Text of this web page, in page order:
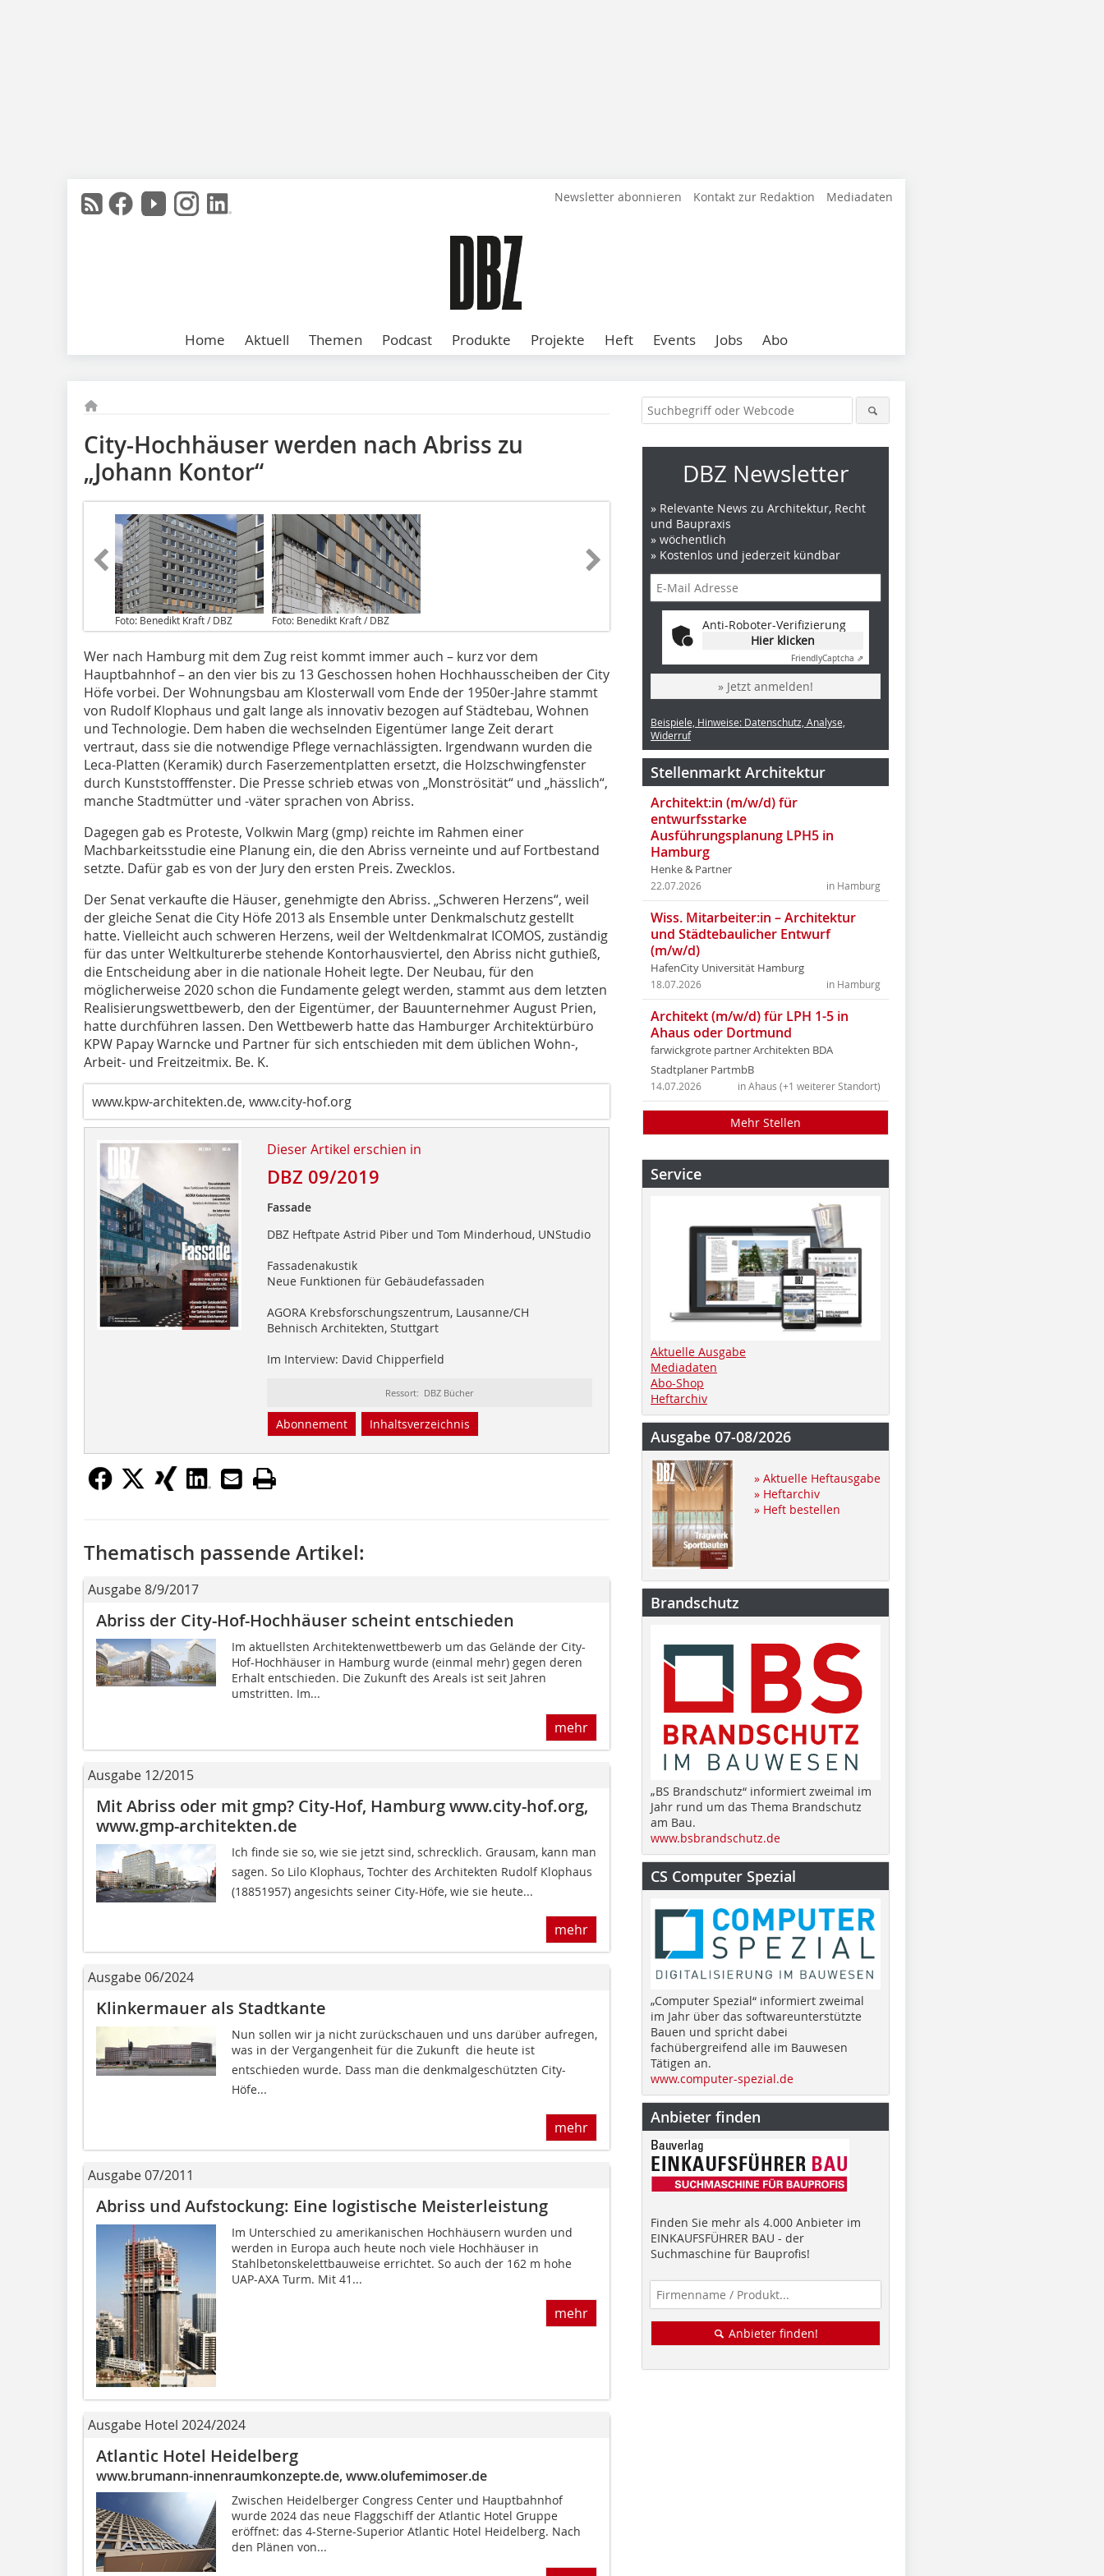
Newsletter abonnieren Kontakt zur Redaktion Mediadaten
Home Aktuell Themen Podcast Produkte Projekte Heft Events Jobs Abo
City-Hochhäuser werden nach Abriss zu
„Johann Kontor“
Foto: Benedikt Kraft / DBZ Foto: Benedikt Kraft / DBZ
Wer nach Hamburg mit dem Zug reist kommt immer auch – kurz vor dem
Hauptbahnhof – an den vier bis zu 13 Geschossen hohen Hochhausscheiben der City
Höfe vorbei. Der Wohnungsbau am Klosterwall vom Ende der 1950er-Jahre stammt
von Rudolf Klophaus und galt lange als innovativ bezogen auf Städtebau, Wohnen
und Technologie. Dem haben die wechselnden Eigentümer lange Zeit derart
vertraut, dass sie die notwendige Pflege vernachlässigten. Irgendwann wurden die
Leca-Platten (Keramik) durch Faserzementplatten ersetzt, die Holzschwingfenster
durch Kunststofffenster. Die Presse schrieb etwas von „Monströsität“ und „hässlich“,
manche Stadtmütter und -väter sprachen von Abriss.
Dagegen gab es Proteste, Volkwin Marg (gmp) reichte im Rahmen einer
Machbarkeitsstudie eine Planung ein, die den Abriss verneinte und auf Fortbestand
setzte. Dafür gab es von der Jury den ersten Preis. Zwecklos.
Der Senat verkaufte die Häuser, genehmigte den Abriss. „Schweren Herzens“, weil
der gleiche Senat die City Höfe 2013 als Ensemble unter Denkmalschutz gestellt
hatte. Vielleicht auch schweren Herzens, weil der Weltdenkmalrat ICOMOS, zuständig
für das unter Weltkulturerbe stehende Kontorhausviertel, den Abriss nicht guthieß,
die Entscheidung aber in die nationale Hoheit legte. Der Neubau, für den
möglicherweise 2020 schon die Fundamente gelegt werden, stammt aus dem letzten
Realisierungswettbewerb, den der Eigentümer, der Bauunternehmer August Prien,
hatte durchführen lassen. Den Wettbewerb hatte das Hamburger Architektürbüro
KPW Papay Warncke und Partner für sich entschieden mit dem üblichen Wohn-,
Arbeit- und Freitzeitmix. Be. K.
www.kpw-architekten.de, www.city-hof.org
Dieser Artikel erschien in
DBZ 09/2019
Fassade
DBZ Heftpate Astrid Piber und Tom Minderhoud, UNStudio
Fassadenakustik
Neue Funktionen für Gebäudefassaden
AGORA Krebsforschungszentrum, Lausanne/CH
Behnisch Architekten, Stuttgart
Im Interview: David Chipperfield
Ressort: DBZ Bücher
Abonnement Inhaltsverzeichnis
Thematisch passende Artikel:
Ausgabe 8/9/2017
Abriss der City-Hof-Hochhäuser scheint entschieden
Im aktuellsten Architektenwettbewerb um das Gelände der City-
Hof-Hochhäuser in Hamburg wurde (einmal mehr) gegen deren
Erhalt entschieden. Die Zukunft des Areals ist seit Jahren
umstritten. Im...
mehr
Ausgabe 12/2015
Mit Abriss oder mit gmp? City-Hof, Hamburg www.city-hof.org,
www.gmp-architekten.de
Ich finde sie so, wie sie jetzt sind, schrecklich. Grausam, kann man
sagen. So Lilo Klophaus, Tochter des Architekten Rudolf Klophaus
(18851957) angesichts seiner City-Höfe, wie sie heute...
mehr
Ausgabe 06/2024
Klinkermauer als Stadtkante
Nun sollen wir ja nicht zurückschauen und uns darüber aufregen,
was in der Vergangenheit für die Zukunft  die heute ist 
entschieden wurde. Dass man die denkmalgeschützten City-
Höfe...
mehr
Ausgabe 07/2011
Abriss und Aufstockung: Eine logistische Meisterleistung
Im Unterschied zu amerikanischen Hochhäusern wurden und
werden in Europa auch heute noch viele Hochhäuser in
Stahlbetonskelett­bauweise errichtet. So auch der 162 m hohe
UAP-AXA Turm. Mit 41...
mehr
Ausgabe Hotel 2024/2024
Atlantic Hotel Heidelberg
www.brumann-innenraumkonzepte.de, www.olufemimoser.de
Zwischen Heidelberger Congress Center und Hauptbahnhof
wurde 2024 das neue Flaggschiff der Atlantic Hotel Gruppe
eröffnet: das 4-Sterne-Superior Atlantic Hotel Heidelberg. Nach
den Plänen von...
DBZ Newsletter
» Relevante News zu Architektur, Recht
und Baupraxis
» wöchentlich
» Kostenlos und jederzeit kündbar
Anti-Roboter-Verifizierung
Hier klicken
FriendlyCaptcha ⇗
» Jetzt anmelden!
Beispiele, Hinweise: Datenschutz, Analyse,
Widerruf
Stellenmarkt Architektur
Architekt:in (m/w/d) für
entwurfsstarke
Ausführungsplanung LPH5 in
Hamburg
Henke & Partner
in Hamburg
22.07.2026
Wiss. Mitarbeiter:in – Architektur
und Städtebaulicher Entwurf
(m/w/d)
HafenCity Universität Hamburg
in Hamburg
18.07.2026
Architekt (m/w/d) für LPH 1-5 in
Ahaus oder Dortmund
farwickgrote partner Architekten BDA
Stadtplaner PartmbB
in Ahaus (+1 weiterer Standort)
14.07.2026
Mehr Stellen
Service
Aktuelle Ausgabe
Mediadaten
Abo-Shop
Heftarchiv
Ausgabe 07-08/2026
» Aktuelle Heftausgabe
» Heftarchiv
» Heft bestellen
Brandschutz
„BS Brandschutz“ informiert zweimal im
Jahr rund um das Thema Brandschutz
am Bau.
www.bsbrandschutz.de
CS Computer Spezial
„Computer Spezial“ informiert zweimal
im Jahr über das softwareunterstützte
Bauen und spricht dabei
fachübergreifend alle im Bauwesen
Tätigen an.
www.computer-spezial.de
Anbieter finden
Finden Sie mehr als 4.000 Anbieter im
EINKAUFSFÜHRER BAU - der
Suchmaschine für Bauprofis!
Anbieter finden!